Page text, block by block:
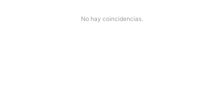
No hay coincidencias.